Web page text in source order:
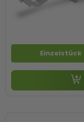
Einzelstück